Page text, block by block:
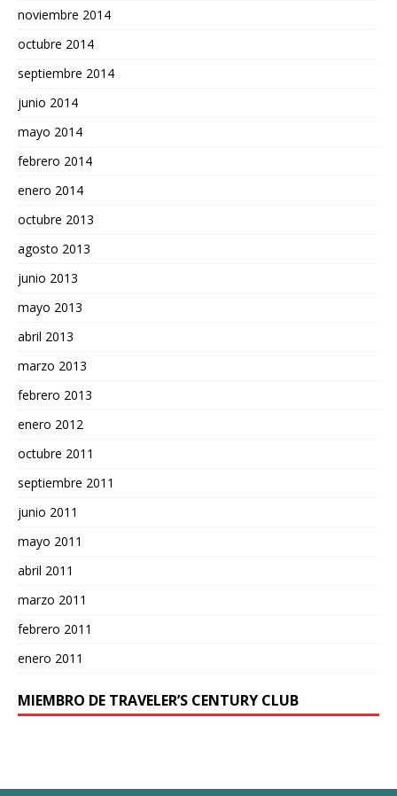
noviembre 2014
octubre 2014
septiembre 2014
junio 2014
mayo 2014
febrero 2014
enero 2014
octubre 2013
agosto 2013
junio 2013
mayo 2013
abril 2013
marzo 2013
febrero 2013
enero 2012
octubre 2011
septiembre 2011
junio 2011
mayo 2011
abril 2011
marzo 2011
febrero 2011
enero 2011
MIEMBRO DE TRAVELER’S CENTURY CLUB